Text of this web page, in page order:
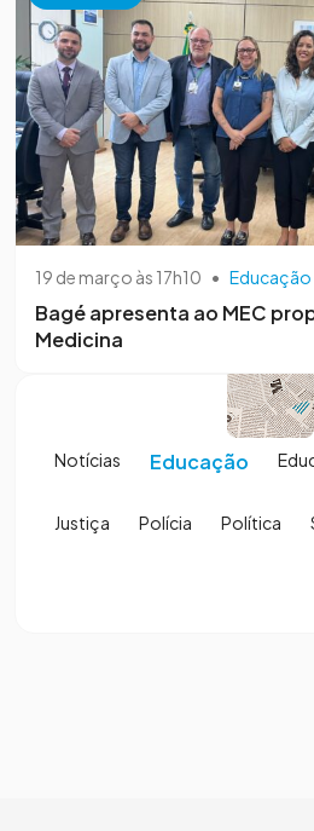
19 de março às 17h10 • Educação
Bagé apresenta ao MEC
Medicina
Notícias Educação
Justiça Polícia Política